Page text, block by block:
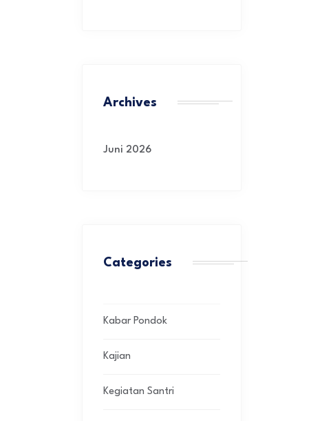
Archives
Juni 2026
Categories
Kabar Pondok
Kajian
Kegiatan Santri